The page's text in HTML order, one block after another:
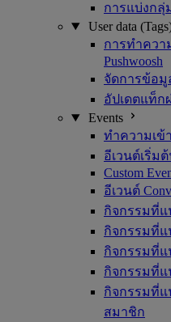
การแบ่งกลุ่
User data
การทำควา
Pushwoosh
จัดการข้อมู
อัปเดตแท็ก
Events
ทำความเข้า
อีเวนต์เริ่ม
Custom
อีเวนต์
กิจกรรมที่
กิจกรรมที่แ
กิจกรรมที่
กิจกรรมที่
กิจกรรมที่แ
สมาชิก